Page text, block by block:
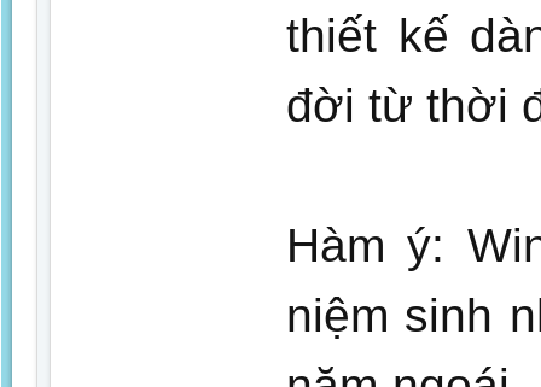
thiết kế
đời từ thời
Hàm ý:
niệm sinh